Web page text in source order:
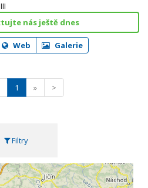
nás ještě dnes
Web Galerie
1 » >
Filtry